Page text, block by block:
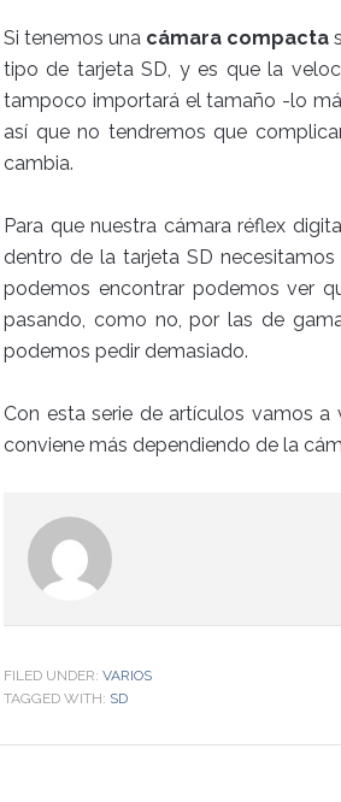
Si tenemos una cámara compacta
tipo de tarjeta SD, y es que la
tampoco importará el tamaño -lo
así que no tendremos que
cambia.
Para que nuestra cámara réflex
dentro de la tarjeta SD
podemos encontrar podemos ver
pasando, como no, por las de
podemos pedir demasiado.
Con esta serie de artículos vamos a
conviene más dependiendo de la
FILED UNDER: VARIOS
TAGGED WITH: SD